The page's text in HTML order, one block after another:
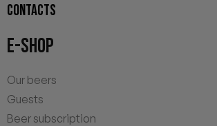
CONTACTS
E-SHOP
Our beers
Guests
Beer subscription